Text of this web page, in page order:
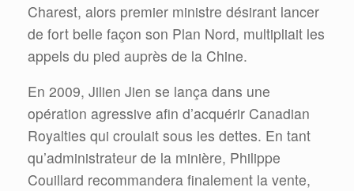
Charest, alors premier ministre désirant lancer
de fort belle façon son Plan Nord, multipliait les
appels du pied auprès de la Chine.
En 2009, Jilien Jien se lança dans une
opération agressive afin d’acquérir Canadian
Royalties qui croulait sous les dettes. En tant
qu’administrateur de la minière, Philippe
Couillard recommandera finalement la vente,